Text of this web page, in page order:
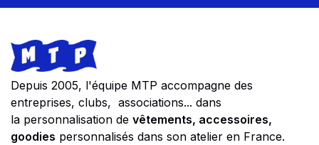
Footer
Store information
Depuis 2005, l'équipe MTP accompagne des
entreprises, clubs, associations... dans
la personnalisation de vêtements, accessoires,
goodies personnalisés dans son atelier en France.